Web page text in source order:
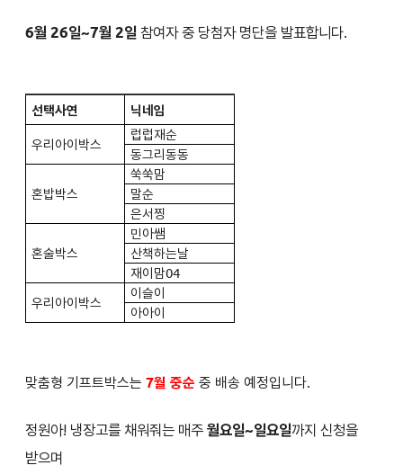
6월 26일~7월 2일 참여자 중 당첨자 명단을 발표합니다.
선택사연 닉네임
우리아이박스
럽럽재순
동그리동동
혼밥박스
쑥쑥맘
말순
은서찡
혼술박스
민아쌤
산책하는날
재이맘04
우리아이박스
이슬이
아아이
맞춤형 기프트박스는 7월 중순 중 배송 예정입니다.
정원아! 냉장고를 채워줘는 매주 월요일~일요일까지 신청을
받으며